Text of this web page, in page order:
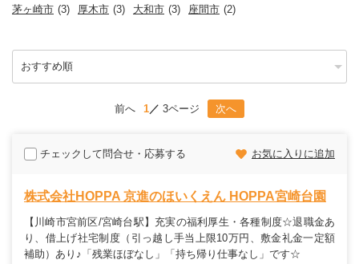
茅ヶ崎市 (3) 厚木市 (3) 大和市 (3) 座間市 (2)
前へ 1 3ページ 次へ
チェックして問合せ・応募する お気に入りに追加
株式会社HOPPA 京進のほいくえん HOPPA宮崎台園
【川崎市宮前区/宮崎台駅】充実の福利厚生・各種制度☆退職金あ
り、借上げ社宅制度（引っ越し手当上限10万円、敷金礼金一定額
補助）あり♪「残業ほぼなし」「持ち帰り仕事なし」です☆